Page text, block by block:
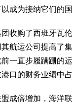
成为接纳它们的
购了西班牙瓦伦
航运公司提高了
一直步履蹒跚的
口的财务业绩中
倍增加，海洋联